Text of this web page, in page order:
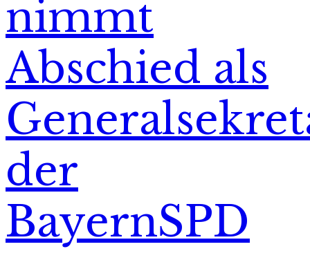
nimmt
Abschied als
der
BayernSPD